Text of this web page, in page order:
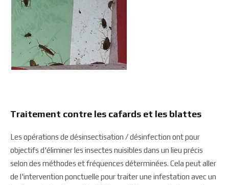
Traitement contre les cafards et les blattes
Les opérations de désinsectisation / désinfection ont pour
objectifs d'éliminer les insectes nuisibles dans un lieu précis
selon des méthodes et fréquences déterminées. Cela peut aller
de l'intervention ponctuelle pour traiter une infestation avec un